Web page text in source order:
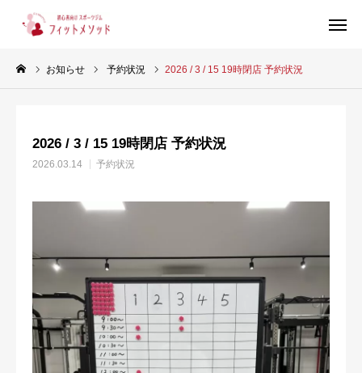
お知らせ 予約状況 2026 / 3 / 15 19時閉店 予約状況
2026 / 3 / 15 19時閉店 予約状況
2026.03.14 予約状況
当ジムについて
お客様の声
ブログ
店舗情報